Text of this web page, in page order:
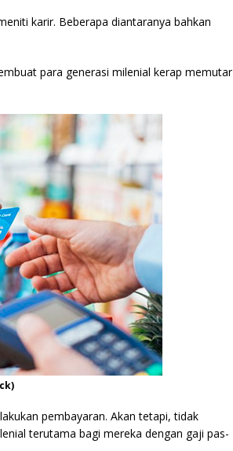
karir. Beberapa diantaranya bahkan
para generasi milenial kerap memutar
pembayaran. Akan tetapi, tidak
terutama bagi mereka dengan gaji pas-